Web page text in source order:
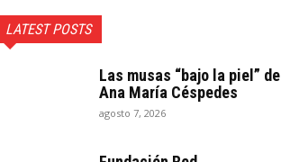
LATEST POSTS
Las musas “bajo la piel” de
Ana María Céspedes
agosto 7, 2026